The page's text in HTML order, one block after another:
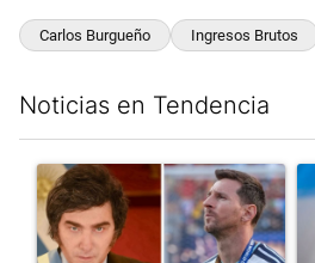
Carlos Burgueño Ingresos Brutos
Noticias en Tendencia
Un artículo de tendencia con el